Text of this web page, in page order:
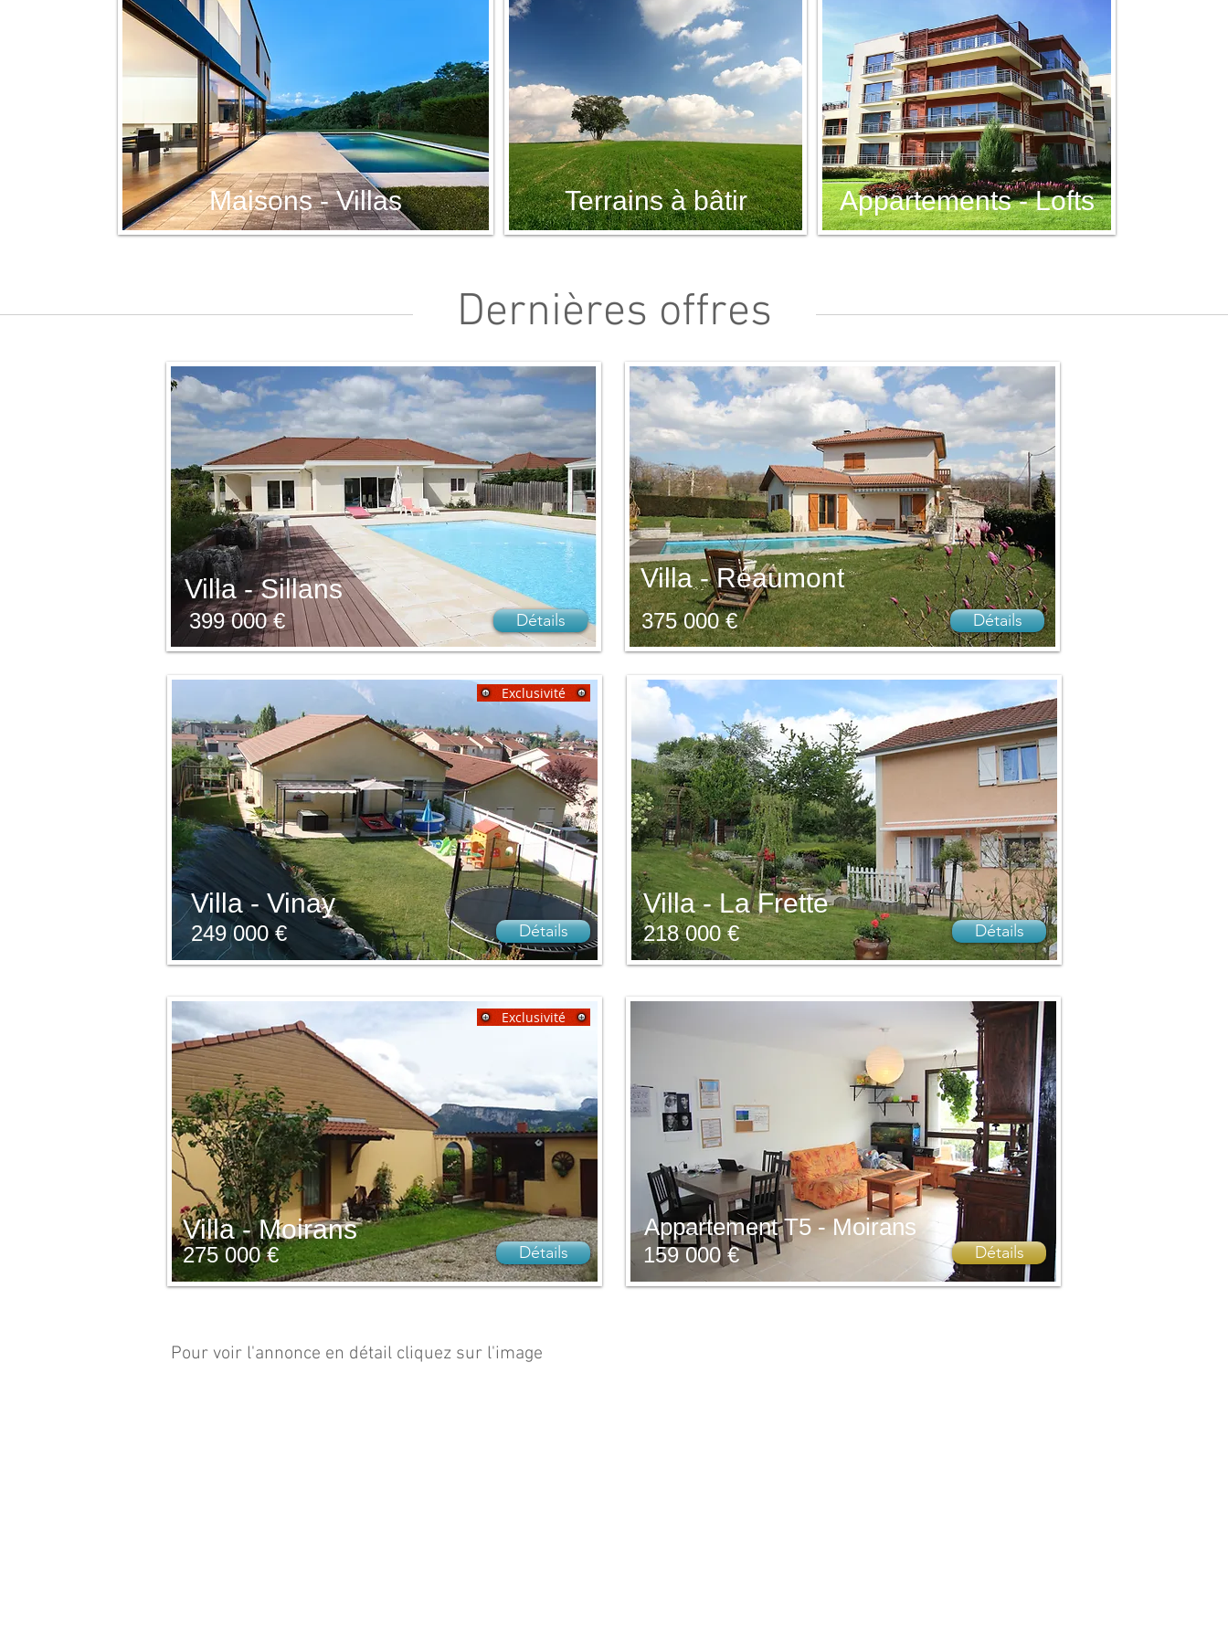
Maisons - Villas Terrains à bâtir Appartements - Lofts
Dernières offres
Villa - Sillans
Détails
399 000 €
Villa - Réaumont
Détails
375 000 €
Villa - Vinay
Détails
249 000 €
Villa - La Frette
Détails
218 000 €
Exclusivité
Villa - Moirans
Détails
275 000 €
Exclusivité
Appartement T5 - Moirans
Détails
159 000 €
Pour voir l'annonce en détail cliquez sur l'image
Sillans - Villa
419